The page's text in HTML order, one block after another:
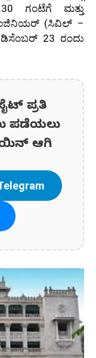
ಗಂಟೆಗೆ ಮತ್ತು
(ಸಿವಿಲ್ –
23 ರಂದು
ಪ್ರತಿ
ಪಡೆಯಲು
ಆಗಿ